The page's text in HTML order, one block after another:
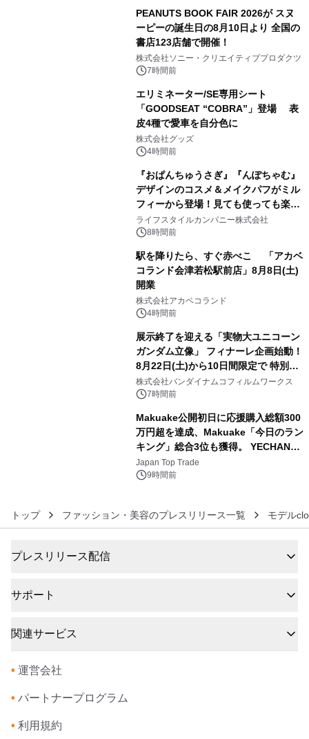
PEANUTS BOOK FAIR 2026が スヌ
ーピーの誕生日の8月10日より 全国の
書店123店舗で開催！
株式会社ソニー・クリエイティブプロダクツ
7時間前
エリミネーター/SE専用シート
「GOODSEAT “COBRA”」登場 表
皮4種で愛車を自分色に
株式会社グッズ
4時間前
『おぱんちゅうさぎ』『んぽちゃむ』
デザインのコスメ＆メイクパフがミル
フィーから登場！見ても使っても楽し
い、ポップでキュートなコレクショ
ン。
ライフスタイルカンパニー株式会社
8時間前
駅を降りたら、すぐ赤べこ 「アカベ
コランド会津若松駅前店」8月8日(土)
開業
株式会社アカベコランド
4時間前
展示終了を迎える「実物大ユニコーン
ガンダム立像」 フィナーレ企画始動！
8月22日(土)から10日間限定で 特別映
像『UNICORN GUNDAM Statue ―
BEYOND POSSIBILITY ―』を上映！
株式会社バンダイナムコフィルムワークス
7時間前
Makuake公開初日に応援購入総額300
万円超を達成、Makuake「今日のラン
キング」総合3位も獲得。 YECHAN音
浴シンギングボウル第2弾の大型サイ
ズ（XL・2XL・3XL）を先行販売中
Japan Top Trade
9時間前
トップ ファッション・美容のプレスリリース一覧 モデル
プレスリリース配信
サポート
関連サービス
• 運営会社
• パートナープログラム
• 利用規約